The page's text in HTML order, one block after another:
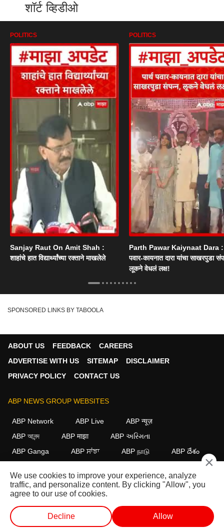
शॉर्ट व्हिडीओ
POLITICS
Sanjay Raut On Amit Shah :
शाहांचे हात विद्यार्थ्यांच्या रक्ताने माखलेले
POLITICS
Parth Pawar Kaiynaat Dara :
पवार-कायनात दारा यांचा साखरपुडा
लूकने वेधलं लक्ष!
SPONSORED LINKS BY TABOOLA
ABOUT US FEEDBACK
CAREERS
ADVERTISE WITH US
SITEMAP
DISCLAIMER
PRIVACY POLICY
CONTACT US
ABP NEWS GROUP WEBSITES
ABP Network ABP Live
ABP न्यूज़
ABP আনন্দ
ABP माझा
ABP અસ્મિતા
ABP Ganga
ABP ਸਾਂਝਾ ABP நாடு ABP దేశం
FOLLOW US
This website follows the DNPA Code of Ethics.
Copyright@2026.
All rights reserved.
×
We use cookies to improve your experience, analyze
traffic, and personalize content. By clicking "Allow", you
agree to our use of cookies.
Decline Allow